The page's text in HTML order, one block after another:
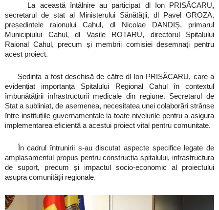
La această întâlnire au participat dl Ion PRISĂCARU,
secretarul de stat al Ministerului Sănătății, dl Pavel GROZA,
președintele raionului Cahul, dl Nicolae DANDIȘ, primarul
Municipiului Cahul, dl Vasile ROTARU, directorul Spitalului
Raional Cahul, precum și membrii comisiei desemnați pentru
acest proiect.
Ședința a fost deschisă de către dl Ion PRISĂCARU, care a
evidențiat importanța Spitalului Regional Cahul în contextul
îmbunătățirii infrastructurii medicale din regiune. Secretarul de
Stat a subliniat, de asemenea, necesitatea unei colaborări strânse
între instituțiile guvernamentale la toate nivelurile pentru a asigura
implementarea eficientă a acestui proiect vital pentru comunitate.
În cadrul întrunirii s-au discutat aspecte specifice legate de
amplasamentul propus pentru construcția spitalului, infrastructura
de suport, precum și impactul socio-economic al proiectului
asupra comunității regionale.